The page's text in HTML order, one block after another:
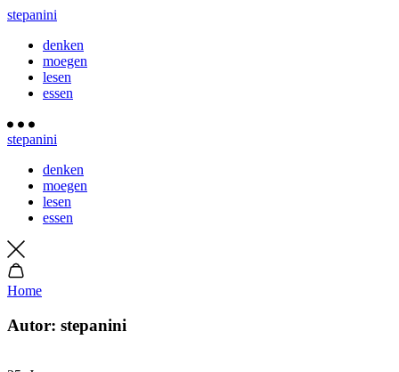
stepanini
denken
moegen
lesen
essen
stepanini
denken
moegen
lesen
essen
Home
Autor: stepanini